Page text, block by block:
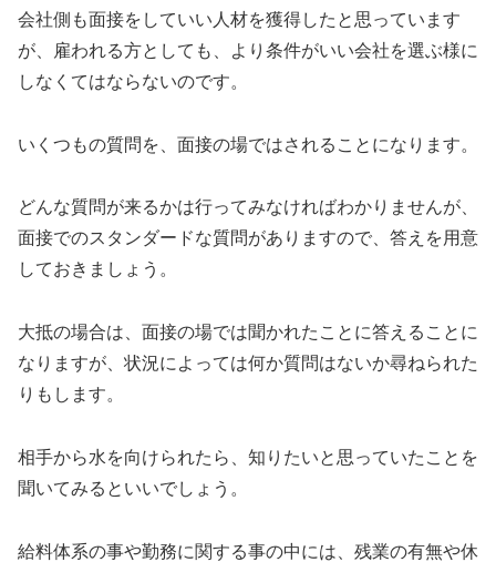
会社側も面接をしていい人材を獲得したと思っています
が、雇われる方としても、より条件がいい会社を選ぶ様に
しなくてはならないのです。
いくつもの質問を、面接の場ではされることになります。
どんな質問が来るかは行ってみなければわかりませんが、
面接でのスタンダードな質問がありますので、答えを用意
しておきましょう。
大抵の場合は、面接の場では聞かれたことに答えることに
なりますが、状況によっては何か質問はないか尋ねられた
りもします。
相手から水を向けられたら、知りたいと思っていたことを
聞いてみるといいでしょう。
給料体系の事や勤務に関する事の中には、残業の有無や休